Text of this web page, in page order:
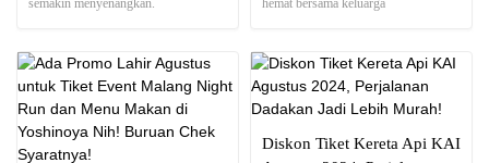
semakin menyenangkan.
hemat bersama keluarga
Diskon Tiket Kereta Api KAI